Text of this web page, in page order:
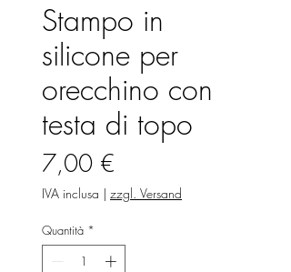
Stampo in
silicone per
orecchino con
testa di topo
7,00 €
IVA inclusa | zzgl. Versand
Quantità *